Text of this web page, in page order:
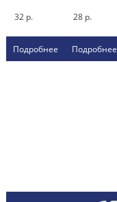
32 р.
Подробнее
28 р.
Подробнее